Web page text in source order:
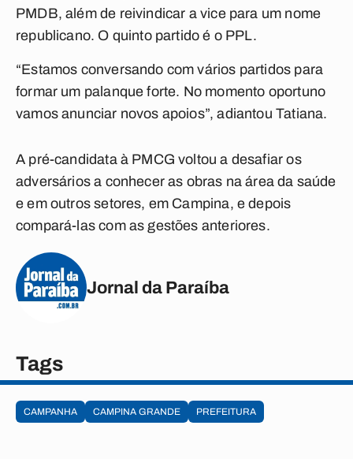
PMDB, além de reivindicar a vice para um nome
republicano. O quinto partido é o PPL.
“Estamos conversando com vários partidos para
formar um palanque forte. No momento oportuno
vamos anunciar novos apoios”, adiantou Tatiana.
A pré-candidata à PMCG voltou a desafiar os
adversários a conhecer as obras na área da saúde
e em outros setores, em Campina, e depois
compará-las com as gestões anteriores.
Jornal da Paraíba
Tags
CAMPANHA CAMPINA GRANDE PREFEITURA